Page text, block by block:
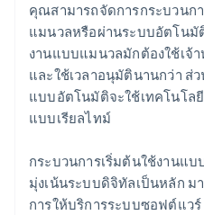
คุณสามารถจัดการกระบวนก
แมนวลหรือผ่านระบบอัตโนมั
งานแบบแมนวลมักต้องใช้เจ้
และใช้เวลาอนุมัตินานกว่า ส่
แบบอัตโนมัติจะใช้เทคโนโล
แบบเรียลไทม์
กระบวนการเริ่มต้นใช้งานแ
มุ่งเน้นระบบดิจิทัลเป็นหลัก ม
การให้บริการระบบซอฟต์แวร์